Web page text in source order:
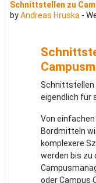
Schnittstellen zu
byAndreas Hruska -
Number of replies: 0
Schnittstellen
eigendlich für
Von
Bordmitteln
komplexere
werden bis zu
oder Campus